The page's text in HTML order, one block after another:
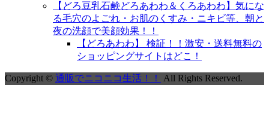
【どろ豆乳石鹸どろあわわ＆くろあわわ】気にな
る毛穴のよごれ・お肌のくすみ・ニキビ等、朝と
夜の洗顔で美顔効果！！
【どろあわわ】 検証！！激安・送料無料の
ショッピングサイトはどこ！
Copyright © 通販でニコニコ生活！！ All Rights Reserved.